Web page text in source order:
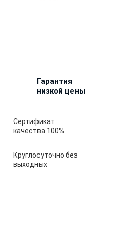
Гарантия
низкой цены
Сертификат
качества 100%
Круглосуточно без
выходных